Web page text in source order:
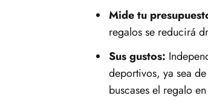
Mide tu
regalos se reducirá
Sus gustos:
deportivos, ya sea
buscases el regalo